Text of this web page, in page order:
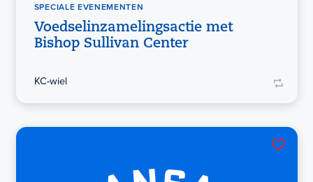
SPECIALE EVENEMENTEN
Voedselinzamelingsactie met
Bishop Sullivan Center
KC-wiel